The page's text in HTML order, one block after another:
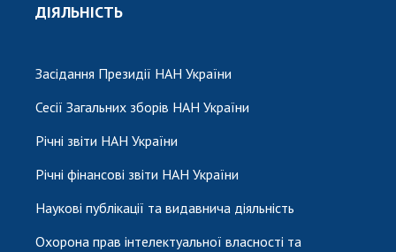
ДІЯЛЬНІСТЬ
Засідання Президії НАН України
Сесії Загальних зборів НАН України
Річні звіти НАН України
Річні фінансові звіти НАН України
Наукові публікації та видавнича діяльність
Охорона прав інтелектуальної власності та